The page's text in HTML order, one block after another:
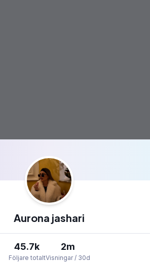
Aurona jashari
45.7k
Följare totalt
2m
Visningar / 30d